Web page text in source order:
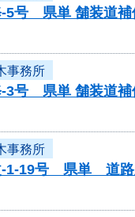
-5号 県単 舗装道
事務所
-3号 県単 舗装道
事務所
-1-19号 県単 道